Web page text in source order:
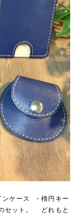
ケース ・楕円キー
セット。 どれもと